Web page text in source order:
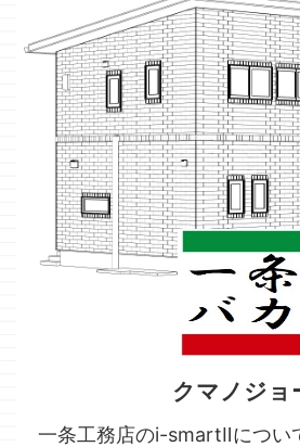
クマノジョ
一条工務店のi-smartⅡについ